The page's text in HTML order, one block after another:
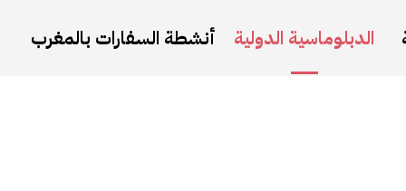
الدبلوماسية الدولية أنشطة السفارات بالمغرب